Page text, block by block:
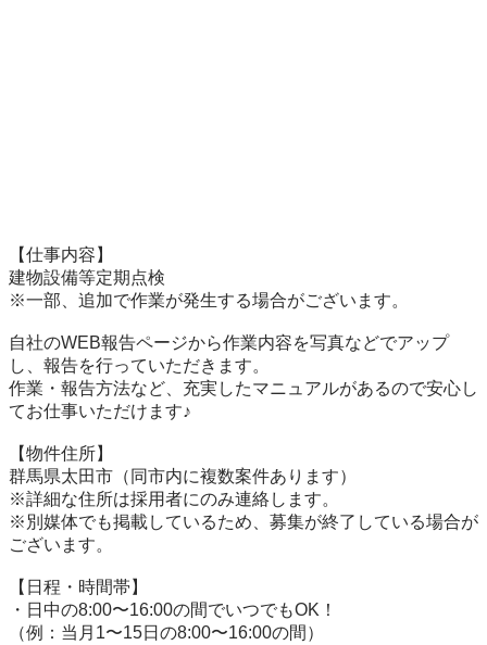
【仕事内容】
建物設備等定期点検
※一部、追加で作業が発生する場合がございます。
自社のWEB報告ページから作業内容を写真などでアップ
し、報告を行っていただきます。
作業・報告方法など、充実したマニュアルがあるので安心し
てお仕事いただけます♪
【物件住所】
群馬県太田市（同市内に複数案件あります）
※詳細な住所は採用者にのみ連絡します。
※別媒体でも掲載しているため、募集が終了している場合が
ございます。
【日程・時間帯】
・日中の8:00〜16:00の間でいつでもOK！
（例：当月1〜15日の8:00〜16:00の間）